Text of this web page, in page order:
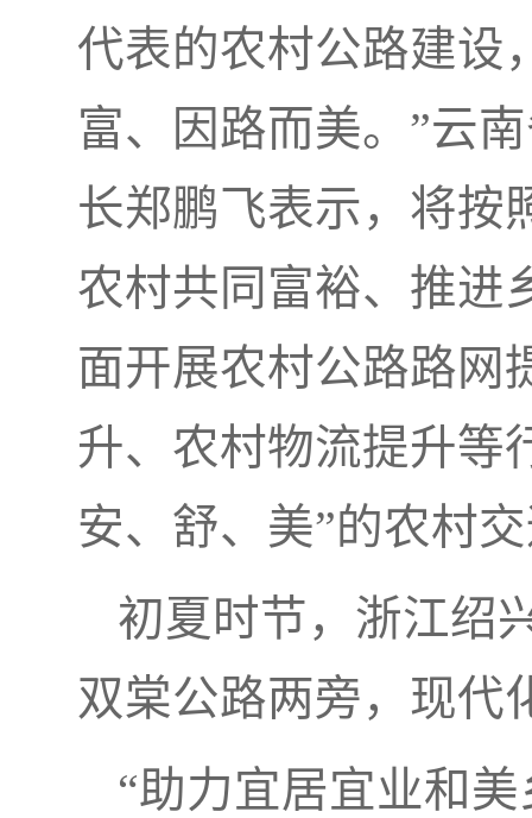
代表的农村公路建设
富、因路而美。”云
长郑鹏飞表示，将按
农村共同富裕、推进
面开展农村公路路网
升、农村物流提升等
安、舒、美”的农村
初夏时节，浙江绍
双棠公路两旁，现代
“助力宜居宜业和